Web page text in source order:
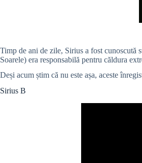
Timp de ani de zile, Sirius a fost cunoscută
Soarele) era responsabilă pentru căldura
Deși acum știm că nu este așa, aceste
Sirius B